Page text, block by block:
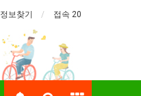
정보찾기 접속 20